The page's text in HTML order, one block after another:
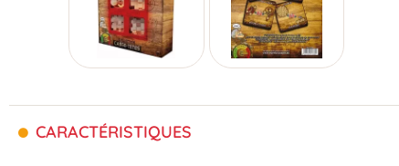
CARACTÉRISTIQUES